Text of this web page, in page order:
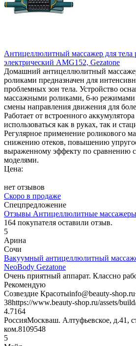
Антицеллюлитный массажер для тела
электрический AMG152, Gezatone
Домашний антицеллюлитный
роликами предназначен для
проблемных зон тела. Устройство
массажными роликами, 6-ю режимами
смены направления движения для
Работает от встроенного
использоваться как в руках, так и
Регулярное применение роликового
снижению отеков, повышению
выраженному эффекту по сравнению
моделями.
Цена:
нет отзывов
Скоро в продаже
Спецпредложение
Отзывы Антицеллюлитные массажеры
164 покупателя оставили отзыв.
5
Арина
Сочи
Вакуумный антицеллюлитный
NeoBody Gezatone
Очень приятный аппарат. Классно
Рекомендую
Созвездие Красотыinfo@beauty-shop.ru
38https://www.beauty-shop.ru/assets/
4.7164
РоссияМоскваш. Алтуфьевское, д.41,
ком.8109548
5